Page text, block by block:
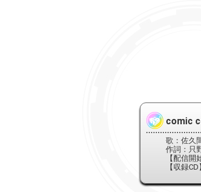
comic
歌：佐久
作詞：只
【配信
【収録CD